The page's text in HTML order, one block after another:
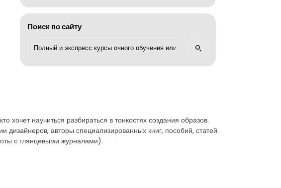
Поиск по сайту
научиться разбираться в тонкостях создания образов.
авторы специализированных книг, пособий, статей.
с глянцевыми журналами).